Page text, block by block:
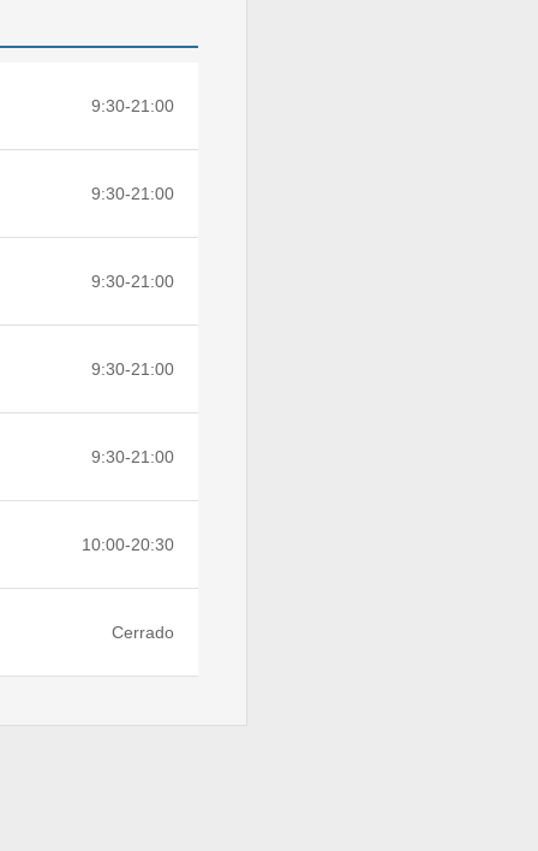
9:30-21:00
9:30-21:00
9:30-21:00
9:30-21:00
9:30-21:00
10:00-20:30
Cerrado